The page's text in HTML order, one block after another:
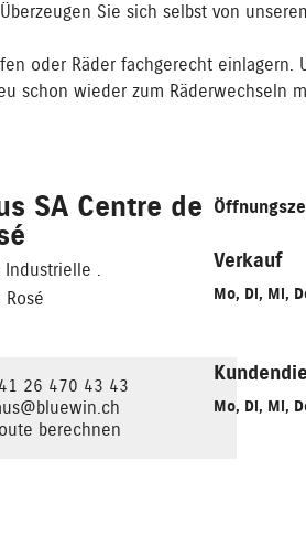
Sie sich selbst von
oder Räder fachgerecht einlagern.
schon wieder zum Räderwechseln
SA Centre de
Industrielle .
Rosé
26 470 43 43
berechnen
Verkauf
Mo, Di, Mi,
Mo, Di, Mi,